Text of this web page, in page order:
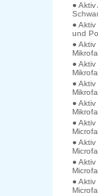
●
●
und
●
●
●
●
●
●
●
●